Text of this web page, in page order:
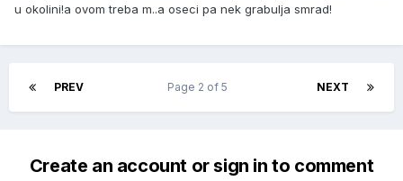
u okolini!a ovom treba m..a oseci pa nek grabulja smrad!
PREV NEXT
Page 2 of 5
Create an account or sign in to comment